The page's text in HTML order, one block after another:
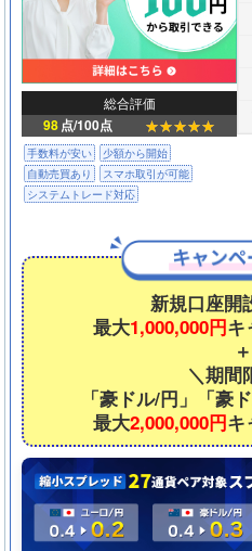
総合評価
98点/100点
手数料が安い
少額から開始
自動売買あり
スマホ取引が可能
システムトレード対応
新規口座開
最大1,000,000円キ
＋
＼期間
「豪ドル/円」「豪
最大2,000,000円キ